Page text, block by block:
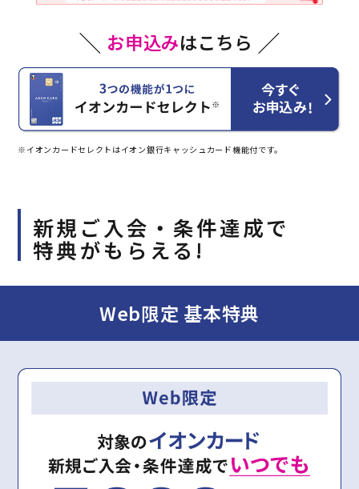
お申込みはこちら
※イオンカードセレクトはイオン銀行キャッシュカード機能付です。
新規ご入会・条件達成で
特典がもらえる!
Web限定 基本特典